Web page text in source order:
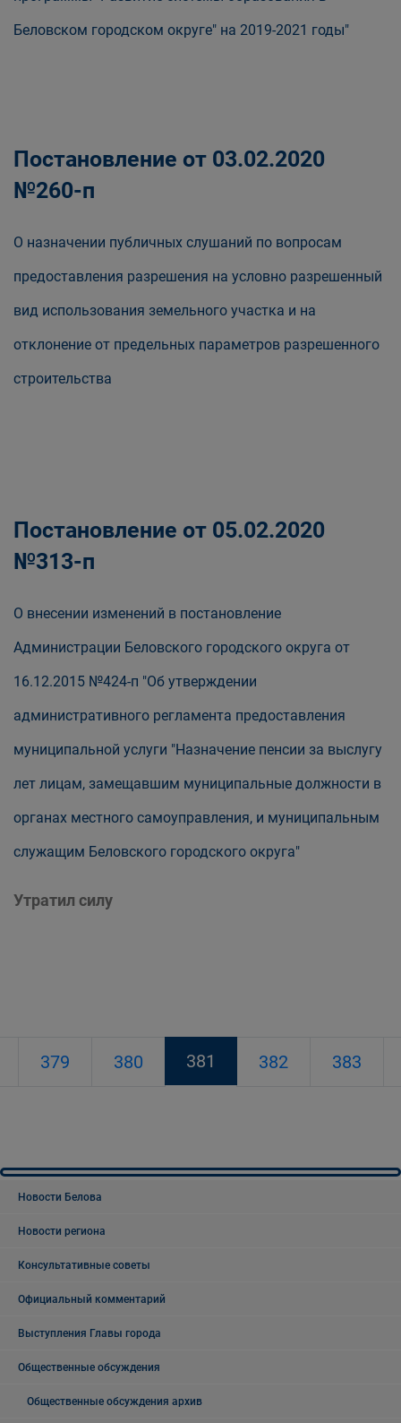
Беловском городском округе" на 2019-2021 годы"
Постановление от 03.02.2020
№260-п
О назначении публичных слушаний по вопросам
предоставления разрешения на условно разрешенный
вид использования земельного участка и на
отклонение от предельных параметров разрешенного
строительства
Постановление от 05.02.2020
№313-п
О внесении изменений в постановление
Администрации Беловского городского округа от
16.12.2015 №424-п "Об утверждении
административного регламента предоставления
муниципальной услуги "Назначение пенсии за выслугу
лет лицам, замещавшим муниципальные должности в
органах местного самоуправления, и муниципальным
служащим Беловского городского округа"
Утратил силу
379 380 381 382 383
Новости Белова
Новости региона
Консультативные советы
Официальный комментарий
Выступления Главы города
Общественные обсуждения
Общественные обсуждения архив